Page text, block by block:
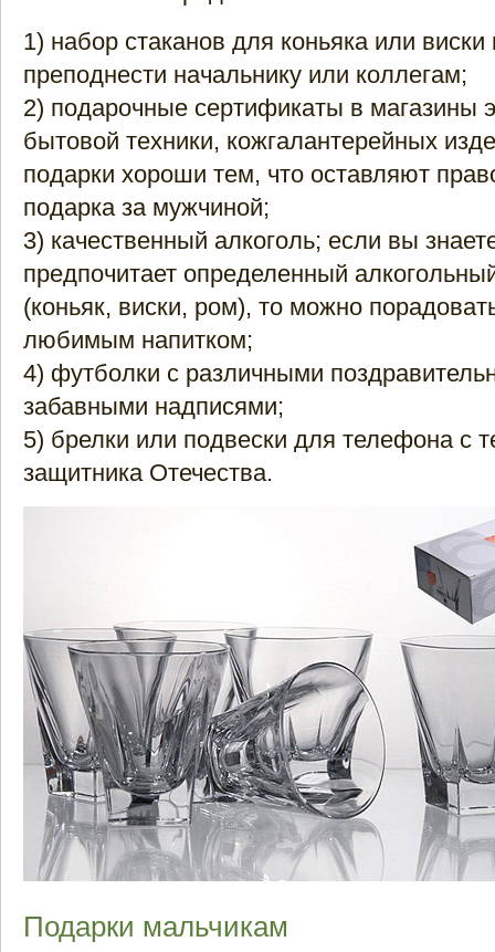
1) набор стаканов для коньяка или
преподнести начальнику или коллегам;
2) подарочные сертификаты в магазины
бытовой техники, кожгалантерейных
подарки хороши тем, что оставляют
подарка за мужчиной;
3) качественный алкоголь; если вы
предпочитает определенный
(коньяк, виски, ром), то можно
любимым напитком;
4) футболки с различными
забавными надписями;
5) брелки или подвески для телефона с
защитника Отечества.
Подарки мальчикам